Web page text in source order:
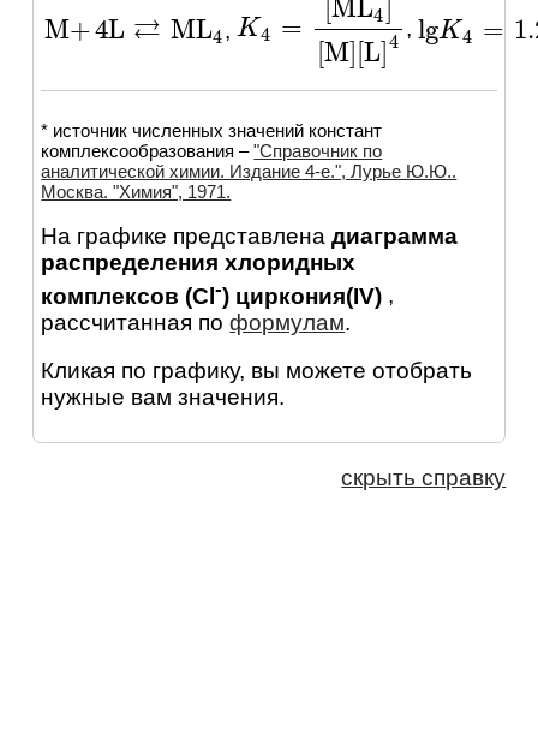
M+4L ⇄ ML4
M+4L⇄ML4 , K4 =
ML4
[M] [L] 4
K4= [ML4][M][L]4, lgK4 =
lgK4= 1.2
* источник численных значений констант
комплексообразования –"Справочник по
аналитической химии. Издание 4-е.", Лурье Ю.Ю..
Москва. "Химия", 1971.
На графике представленадиаграмма
распределения хлоридных
комплексов (Cl-) циркония(IV) ,
рассчитанная поформулам.
Кликая по графику, вы можете отобрать
нужные вам значения.
скрыть справку